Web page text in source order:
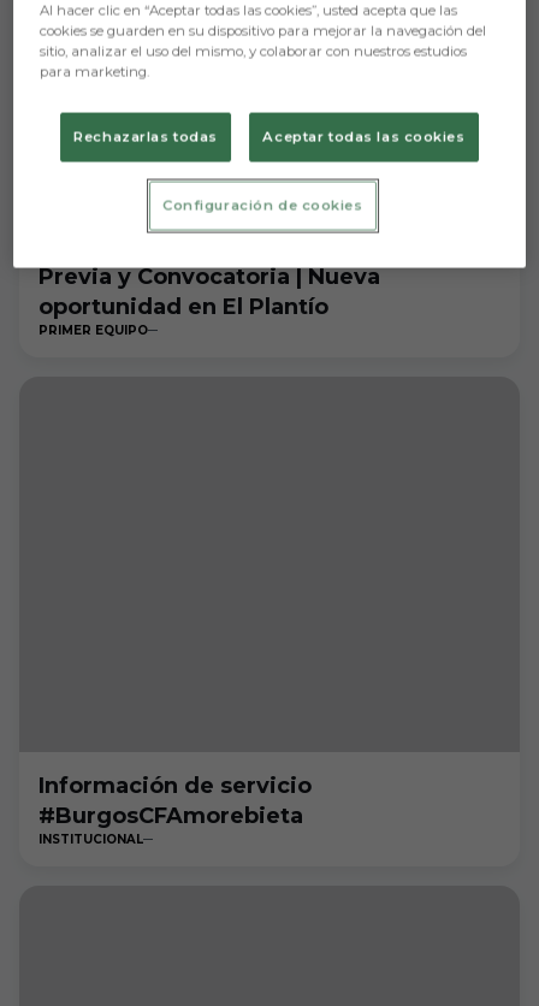
Previa y Convocatoria | Nueva
oportunidad en El Plantío
PRIMER EQUIPO
Información de servicio
#BurgosCFAmorebieta
INSTITUCIONAL
Al hacer clic en “Aceptar todas las cookies”, usted acepta que las
cookies se guarden en su dispositivo para mejorar la navegación del
sitio, analizar el uso del mismo, y colaborar con nuestros estudios
para marketing.
Rechazarlas todas Aceptar todas las cookies
Configuración de cookies